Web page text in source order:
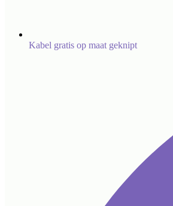
Kabel gratis op maat geknipt